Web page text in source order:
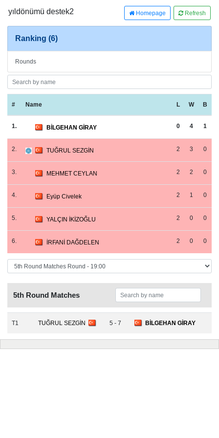
yıldönümü destek2 Homepage Refresh
Ranking (6)
Rounds
# Name L W B
1. BİLGEHAN GİRAY 0 4 1
2. TUĞRUL SEZGİN 2 3 0
3. MEHMET CEYLAN 2 2 0
4. Eyüp Civelek 2 1 0
5. YALÇIN İKİZOĞLU 2 0 0
6. İRFANİ DAĞDELEN 2 0 0
5th Round Matches
T1 TUĞRUL SEZGİN 5 - 7 BİLGEHAN GİRAY